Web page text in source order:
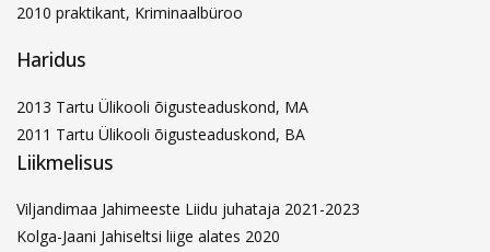
2010 praktikant, Kriminaalbüroo
Haridus
2013 Tartu Ülikooli õigusteaduskond, MA
2011 Tartu Ülikooli õigusteaduskond, BA
Liikmelisus
Viljandimaa Jahimeeste Liidu juhataja 2021-2023
Kolga-Jaani Jahiseltsi liige alates 2020